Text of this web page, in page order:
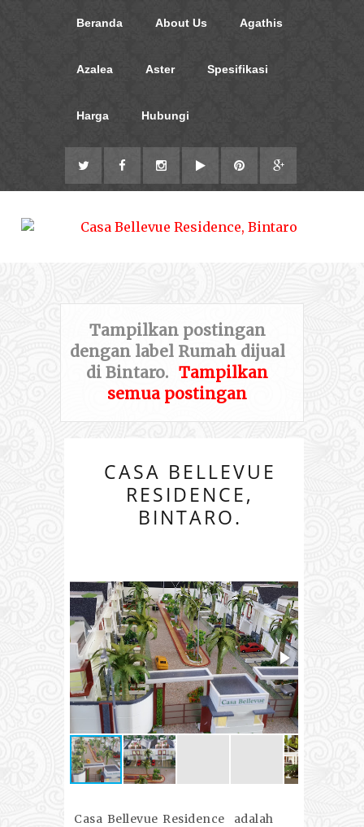
Beranda About Us Agathis
Azalea Aster Spesifikasi
Harga Hubungi
Tampilkan postingan
dengan label Rumah dijual
di Bintaro. Tampilkan
semua postingan
CASA BELLEVUE
RESIDENCE,
BINTARO.
Casa Bellevue Residence adalah